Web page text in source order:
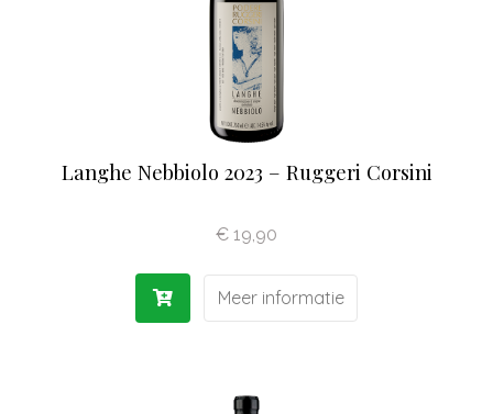
Langhe Nebbiolo 2023 – Ruggeri Corsini
€ 19,90
Meer informatie